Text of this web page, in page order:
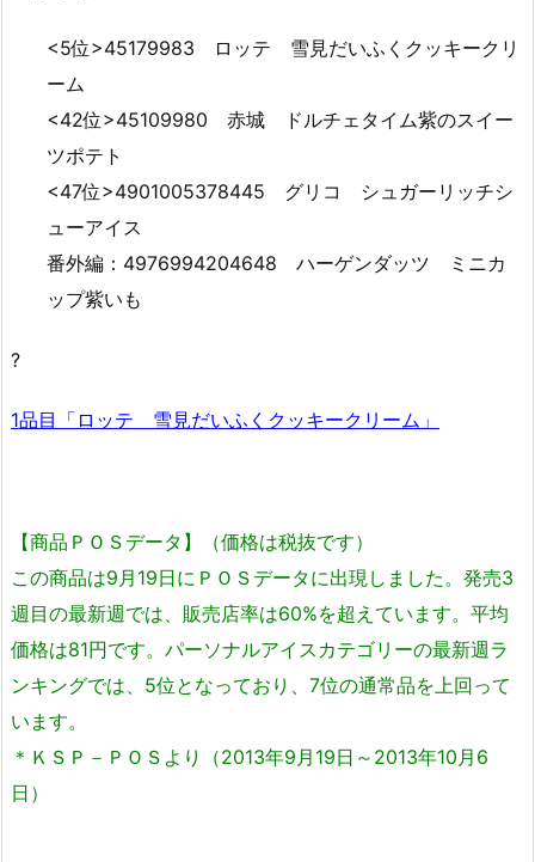
<5位>45179983 ロッテ 雪見だいふくクッキークリ
ーム
<42位>45109980 赤城 ドルチェタイム紫のスイー
ツポテト
<47位>4901005378445 グリコ シュガーリッチシ
ューアイス
番外編：4976994204648 ハーゲンダッツ ミニカ
ップ紫いも
?
1品目「ロッテ 雪見だいふくクッキークリーム」
【商品ＰＯＳデータ】（価格は税抜です）
この商品は9月19日にＰＯＳデータに出現しました。発売3
週目の最新週では、販売店率は60%を超えています。平均
価格は81円です。パーソナルアイスカテゴリーの最新週ラ
ンキングでは、5位となっており、7位の通常品を上回って
います。
＊ＫＳＰ－ＰＯＳより（2013年9月19日～2013年10月6
日）